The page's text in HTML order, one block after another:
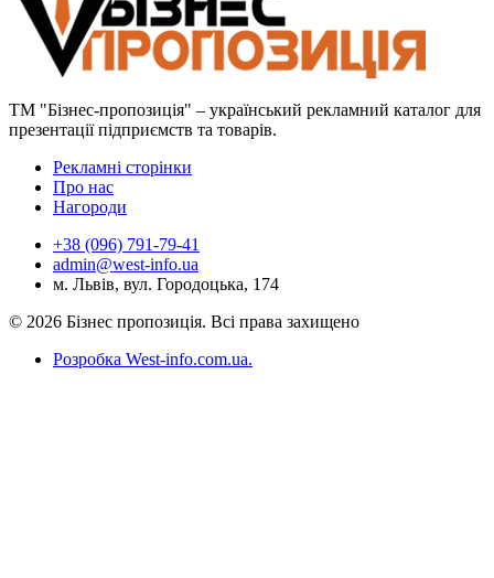
ТМ "Бізнес-пропозиція" – український рекламний каталог для
презентації підприємств та товарів.
Рекламні сторінки
Про нас
Нагороди
+38 (096) 791-79-41
admin@west-info.ua
м. Львів, вул. Городоцька, 174
© 2026 Бізнес пропозиція. Всі права захищено
Розробка West-info.com.ua.